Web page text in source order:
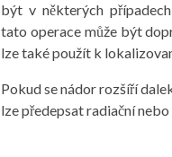
být v některých
tato operace může být
lze také použít k
Pokud se nádor rozšíří
lze předepsat radiační